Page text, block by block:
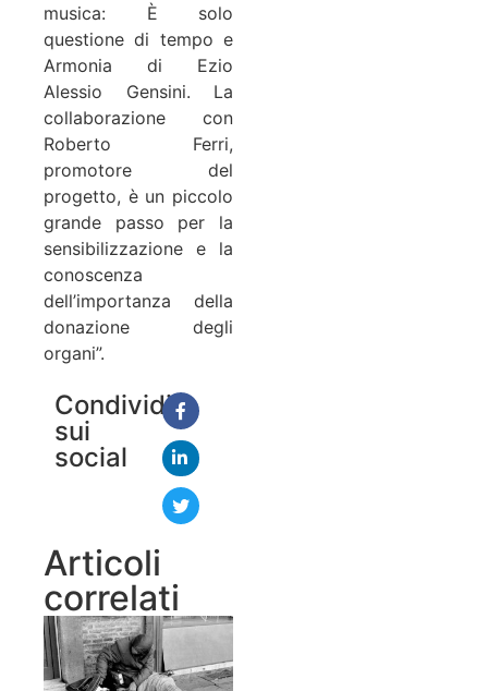
musica: È solo
questione di tempo e
Armonia di Ezio
Alessio Gensini. La
collaborazione con
Roberto Ferri,
promotore del
progetto, è un piccolo
grande passo per la
sensibilizzazione e la
conoscenza
dell’importanza della
donazione degli
organi”.
Condividi
sui
social
Articoli
correlati